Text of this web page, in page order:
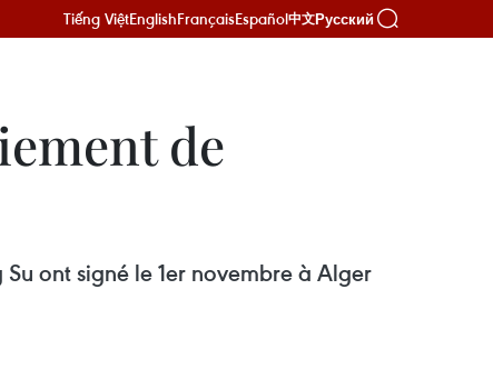
Tiếng ViệtEnglishFrançaisEspañol中文Русский
de
ont signé le 1er novembre à Alger